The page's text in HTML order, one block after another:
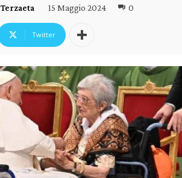
15 Maggio 2024 0
Twitter